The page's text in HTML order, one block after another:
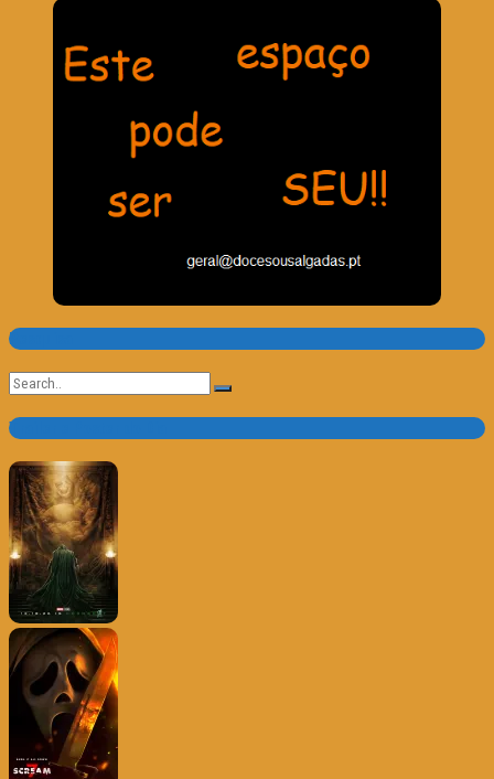
Pesquisa
Search
for:
Trailer e Poster do Dia